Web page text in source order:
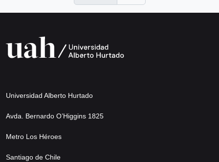
Universidad Alberto Hurtado
Avda. Bernardo O’Higgins 1825
Metro Los Héroes
Santiago de Chile